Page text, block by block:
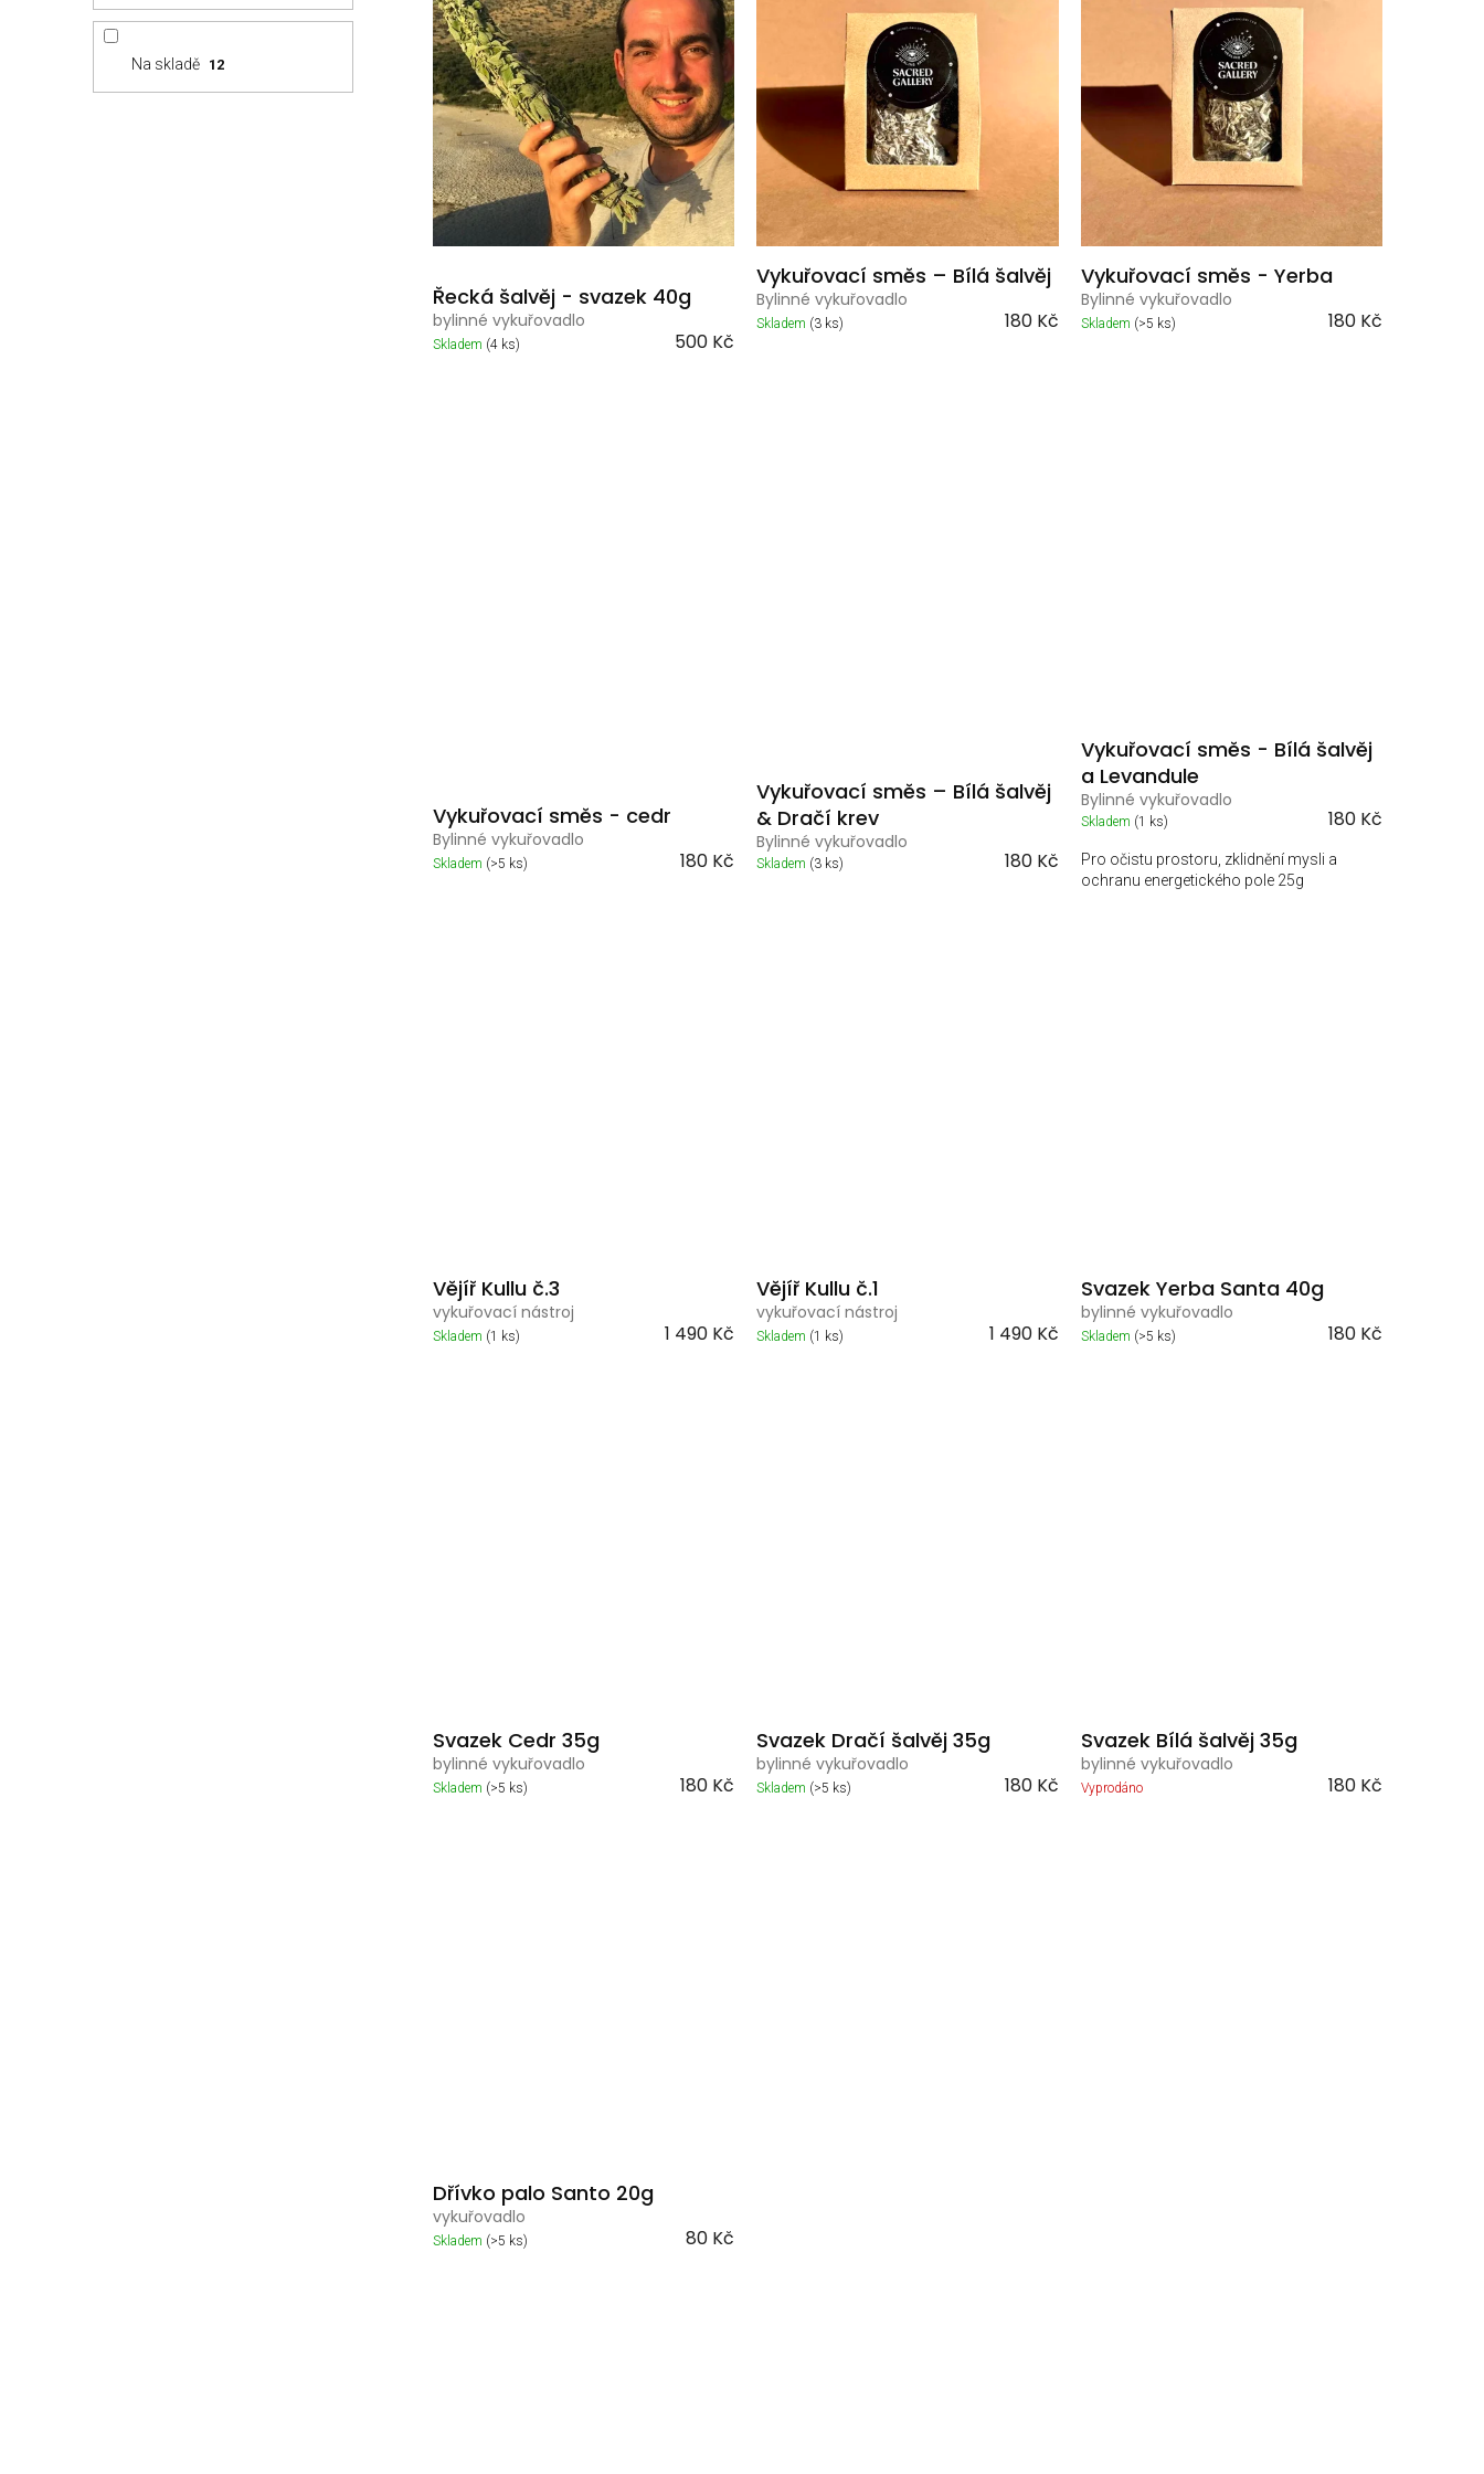
p
e
Na skladě 12 d
k
ů
Nejprodávanější
Abecedně
Řecká šalvěj - svazek 40g
bylinné vykuřovadlo
Skladem (4 ks) 500 Kč
Vykuřovací směs – Bílá šalvěj
Bylinné vykuřovadlo
Skladem (3 ks) 180 Kč
Vykuřovací směs - Yerba
Bylinné vykuřovadlo
Skladem (>5 ks) 180 Kč
Vykuřovací směs - cedr
Bylinné vykuřovadlo
Skladem (>5 ks) 180 Kč
Vykuřovací směs – Bílá šalvěj
& Dračí krev
Bylinné vykuřovadlo
Skladem (3 ks) 180 Kč
Vykuřovací směs - Bílá šalvěj
a Levandule
Bylinné vykuřovadlo
Skladem (1 ks) 180 Kč
Pro očistu prostoru, zklidnění mysli a
ochranu energetického pole 25g
Vějíř Kullu č.3
vykuřovací nástroj
Skladem (1 ks) 1 490 Kč
Vějíř Kullu č.1
vykuřovací nástroj
Skladem (1 ks) 1 490 Kč
Svazek Yerba Santa 40g
bylinné vykuřovadlo
Skladem (>5 ks) 180 Kč
Svazek Cedr 35g
bylinné vykuřovadlo
Skladem (>5 ks) 180 Kč
Svazek Dračí šalvěj 35g
bylinné vykuřovadlo
Skladem (>5 ks) 180 Kč
Svazek Bílá šalvěj 35g
bylinné vykuřovadlo
Vyprodáno 180 Kč
Dřívko palo Santo 20g
vykuřovadlo
Skladem (>5 ks) 80 Kč